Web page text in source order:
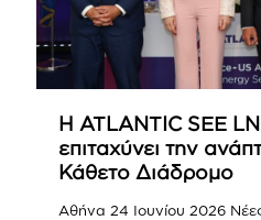
Η ATLANTIC SEE
επιταχύνει την
Κάθετο Διάδρομο
Αθήνα 24 Ιουνίου 2026